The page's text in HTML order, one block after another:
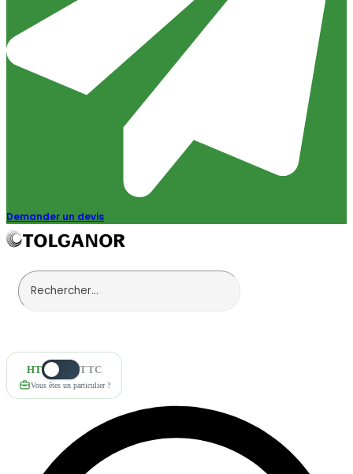
Demander un devis
HT TTC
Vous êtes un particulier ?